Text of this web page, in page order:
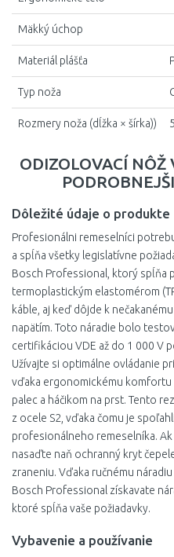
Mäkký úchop
Materiál plášťa
Typ noža
Rozmery noža (dĺžka × šírka))
ODIZOLOVACÍ NÔŽ
Dôležité údaje o produkte
Profesionálni remeselníci
a spĺňa všetky legislatívne
Bosch Professional, ktorý spĺňa
termoplastickým elastomérom
káble, aj keď dôjde k
napätím. Toto náradie bolo
certifikáciou VDE až do 1 000 V
Užívajte si optimálne ovládanie
vďaka ergonomickému
palec a háčikom na prst. Tento
z ocele S2, vďaka čomu je
profesionálneho remeselníka.
nasaďte naň ochranný kryt
zraneniu. Vďaka ručnému
Bosch Professional získavate
ktoré spĺňa vaše požiadavky.
Vybavenie a používanie